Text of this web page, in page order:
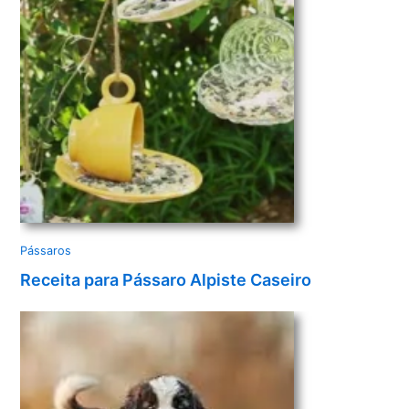
e
o
Pássaros
Receita para Pássaro Alpiste Caseiro